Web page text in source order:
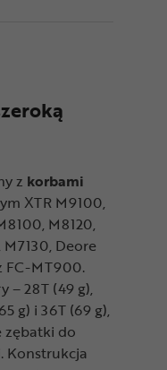
z korbami
XTR M9100,
M8120,
M7130, Deore
FC-MT900.
– 28T (49 g),
g) i 36T (69 g),
zębatki do
Konstrukcja